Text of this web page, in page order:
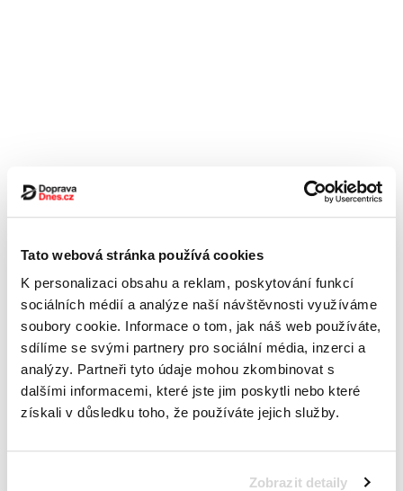
Tato webová stránka používá cookies
K personalizaci obsahu a reklam, poskytování funkcí
sociálních médií a analýze naší návštěvnosti využíváme
soubory cookie. Informace o tom, jak náš web používáte,
sdílíme se svými partnery pro sociální média, inzerci a
analýzy. Partneři tyto údaje mohou zkombinovat s
dalšími informacemi, které jste jim poskytli nebo které
získali v důsledku toho, že používáte jejich služby.
Zobrazit detaily